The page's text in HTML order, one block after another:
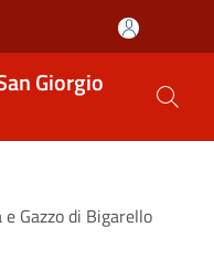
Giorgio
Gazzo di Bigarello